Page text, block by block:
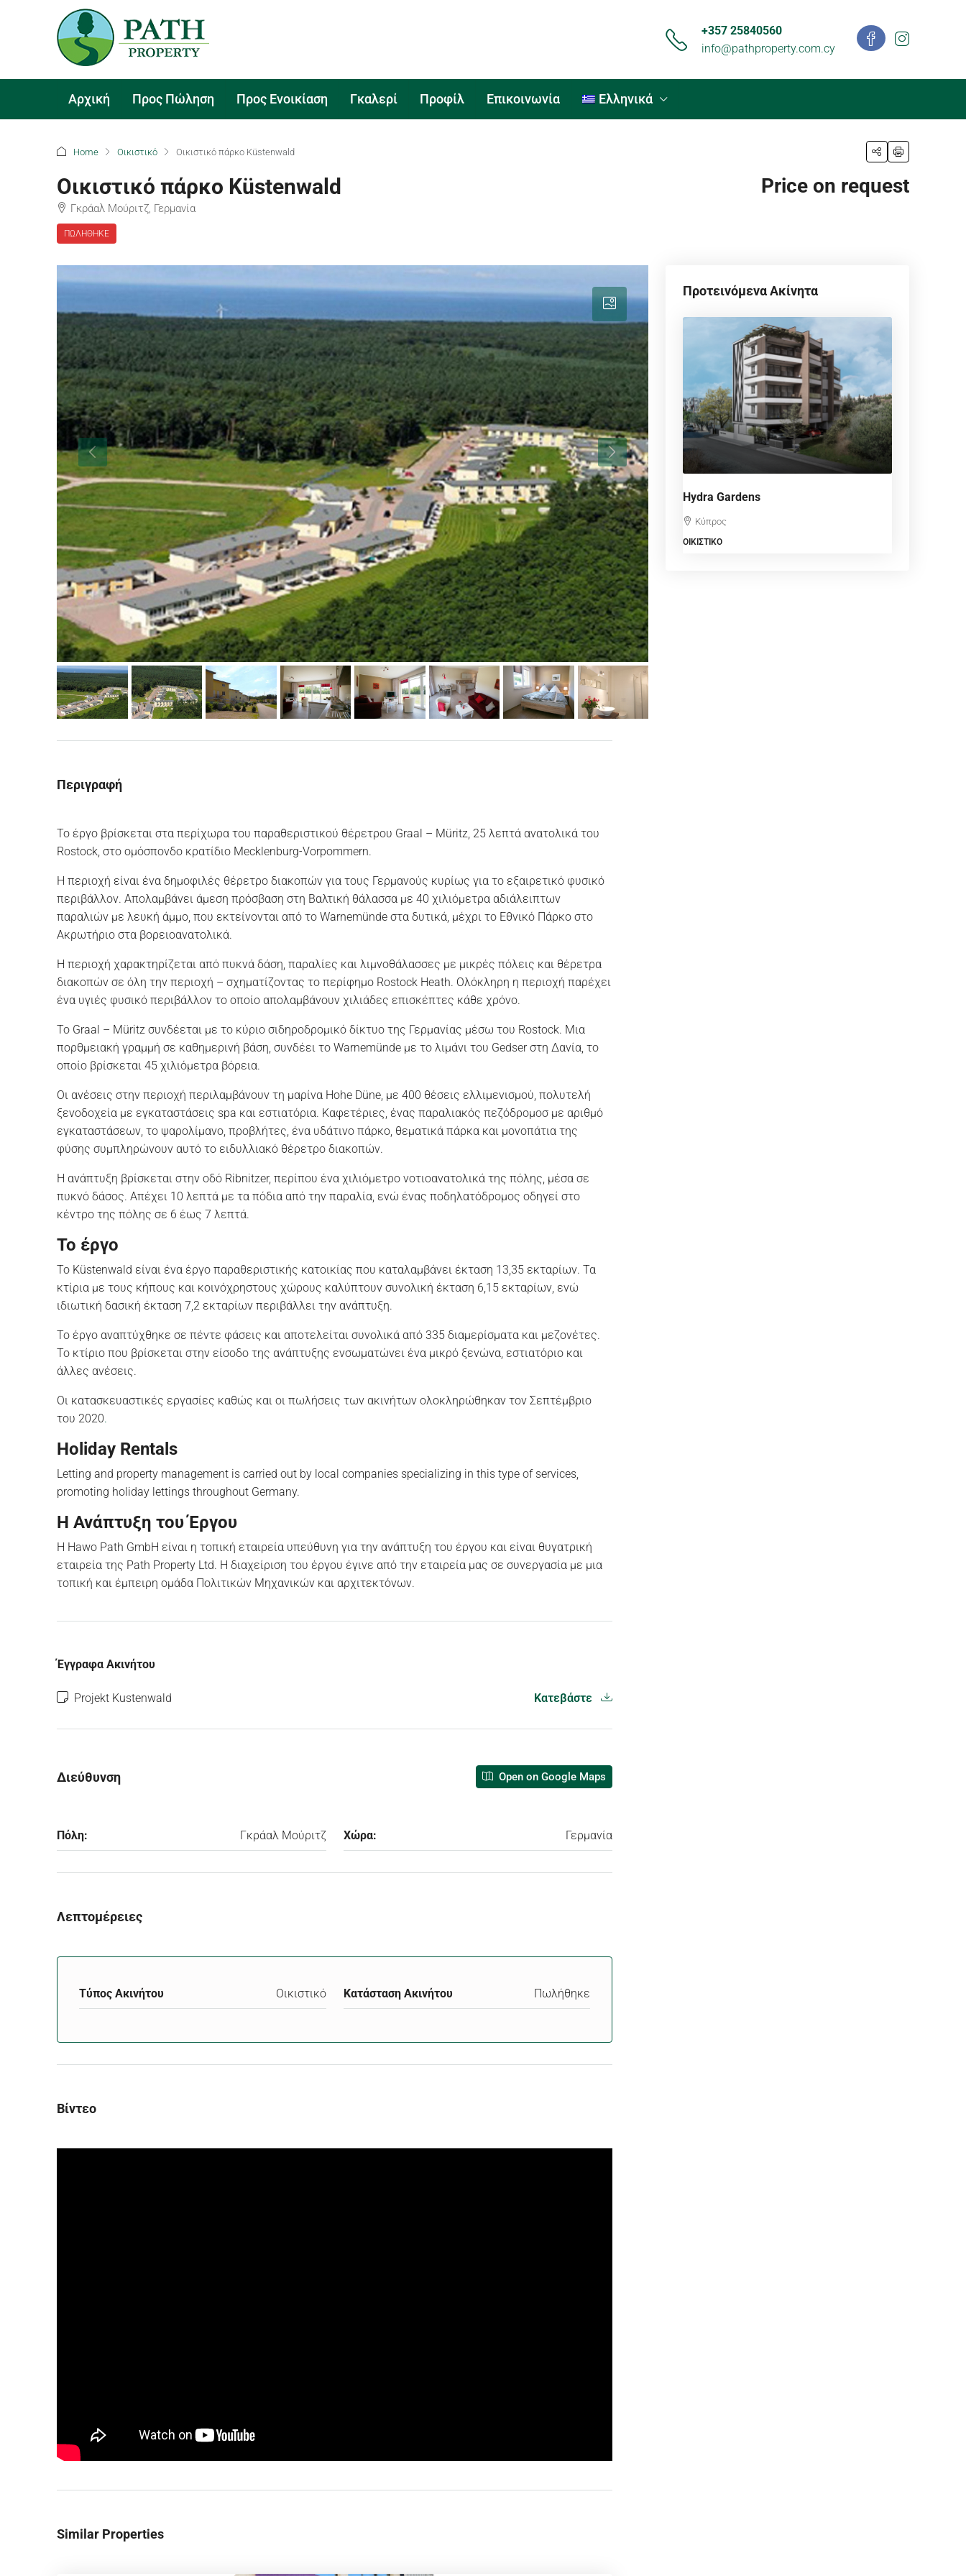
+357 25840560
info@pathproperty.com.cy
Αρχική Προς Πώληση Προς Ενοικίαση Γκαλερί Προφίλ Επικοινωνία Ελληνικά
Home Οικιστικό Οικιστικό πάρκο Küstenwald
Οικιστικό πάρκο Küstenwald
Γκράαλ Μούριτζ, Γερμανία
ΠΩΛΉΘΗΚΕ
Price on request
Περιγραφή
Το έργο βρίσκεται στα περίχωρα του παραθεριστικού θέρετρου Graal – Müritz, 25 λεπτά ανατολικά του
Rostock, στο ομόσπονδο κρατίδιο Mecklenburg-Vorpommern.
Η περιοχή είναι ένα δημοφιλές θέρετρο διακοπών για τους Γερμανούς κυρίως για το εξαιρετικό φυσικό
περιβάλλον. Απολαμβάνει άμεση πρόσβαση στη Βαλτική θάλασσα με 40 χιλιόμετρα αδιάλειπτων
παραλιών με λευκή άμμο, που εκτείνονται από το Warnemünde στα δυτικά, μέχρι το Εθνικό Πάρκο στο
Ακρωτήριο στα βορειοανατολικά.
Η περιοχή χαρακτηρίζεται από πυκνά δάση, παραλίες και λιμνοθάλασσες με μικρές πόλεις και θέρετρα
διακοπών σε όλη την περιοχή – σχηματίζοντας το περίφημο Rostock Heath. Ολόκληρη η περιοχή παρέχει
ένα υγιές φυσικό περιβάλλον το οποίο απολαμβάνουν χιλιάδες επισκέπτες κάθε χρόνο.
Το Graal – Müritz συνδέεται με το κύριο σιδηροδρομικό δίκτυο της Γερμανίας μέσω του Rostock. Μια
πορθμειακή γραμμή σε καθημερινή βάση, συνδέει το Warnemünde με το λιμάνι του Gedser στη Δανία, το
οποίο βρίσκεται 45 χιλιόμετρα βόρεια.
Οι ανέσεις στην περιοχή περιλαμβάνουν τη μαρίνα Hohe Düne, με 400 θέσεις ελλιμενισμού, πολυτελή
ξενοδοχεία με εγκαταστάσεις spa και εστιατόρια. Καφετέριες, ένας παραλιακός πεζόδρομοσ με αριθμό
εγκαταστάσεων, το ψαρολίμανο, προβλήτες, ένα υδάτινο πάρκο, θεματικά πάρκα και μονοπάτια της
φύσης συμπληρώνουν αυτό το ειδυλλιακό θέρετρο διακοπών.
Η ανάπτυξη βρίσκεται στην οδό Ribnitzer, περίπου ένα χιλιόμετρο νοτιοανατολικά της πόλης, μέσα σε
πυκνό δάσος. Απέχει 10 λεπτά με τα πόδια από την παραλία, ενώ ένας ποδηλατόδρομος οδηγεί στο
κέντρο της πόλης σε 6 έως 7 λεπτά.
Το έργο
Το Küstenwald είναι ένα έργο παραθεριστικής κατοικίας που καταλαμβάνει έκταση 13,35 εκταρίων. Τα
κτίρια με τους κήπους και κοινόχρηστους χώρους καλύπτουν συνολική έκταση 6,15 εκταρίων, ενώ
ιδιωτική δασική έκταση 7,2 εκταρίων περιβάλλει την ανάπτυξη.
Το έργο αναπτύχθηκε σε πέντε φάσεις και αποτελείται συνολικά από 335 διαμερίσματα και μεζονέτες.
Το κτίριο που βρίσκεται στην είσοδο της ανάπτυξης ενσωματώνει ένα μικρό ξενώνα, εστιατόριο και
άλλες ανέσεις.
Οι κατασκευαστικές εργασίες καθώς και οι πωλήσεις των ακινήτων ολοκληρώθηκαν τον Σεπτέμβριο
του 2020.
Holiday Rentals
Letting and property management is carried out by local companies specializing in this type of services,
promoting holiday lettings throughout Germany.
Η Ανάπτυξη του Έργου
Η Hawo Path GmbH είναι η τοπική εταιρεία υπεύθυνη για την ανάπτυξη του έργου και είναι θυγατρική
εταιρεία της Path Property Ltd. Η διαχείριση του έργου έγινε από την εταιρεία μας σε συνεργασία με μια
τοπική και έμπειρη ομάδα Πολιτικών Μηχανικών και αρχιτεκτόνων.
Έγγραφα Ακινήτου
Projekt Kustenwald Κατεβάστε
Διεύθυνση Open on Google Maps
Πόλη: Γκράαλ Μούριτζ Χώρα: Γερμανία
Λεπτομέρειες
Τύπος Ακινήτου Οικιστικό Κατάσταση Ακινήτου Πωλήθηκε
Βίντεο
Similar Properties
Προτεινόμενα Ακίνητα
Hydra Gardens
Κύπρος
ΟΙΚΙΣΤΙΚΌ